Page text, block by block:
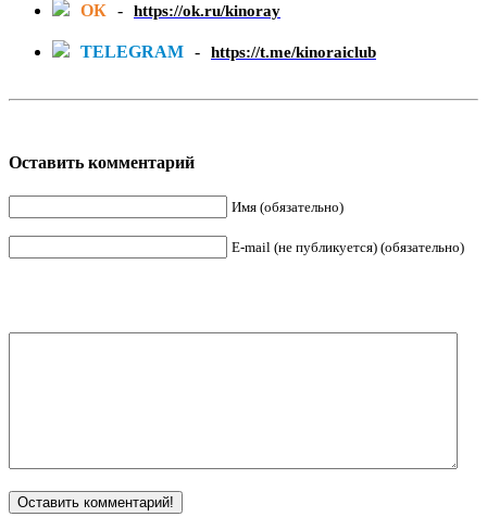
ОК - https://ok.ru/kinoray
TELEGRAM - https://t.me/kinoraiclub
Оставить комментарий
Имя (обязательно)
E-mail (не публикуется) (обязательно)